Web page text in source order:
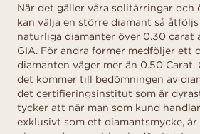
När det gäller våra solitärringar och
kan välja en större diamant så
naturliga diamanter över 0.30 carat
GIA. För andra former medföljer ett
diamanten väger mer än 0.50 Carat.
det kommer till bedömningen av
det certifieringsinstitut som är
tycker att när man som kund
exklusivt som ett diamantsmycke,